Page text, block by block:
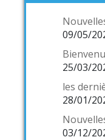
09/05/
25/03/
les
28/01/
03/12/